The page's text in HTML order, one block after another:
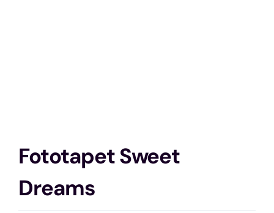
Fototapet Sweet
Dreams